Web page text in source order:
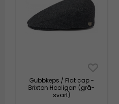
Gubbkeps / Flat cap -
Brixton Hooligan (grå-
svart)